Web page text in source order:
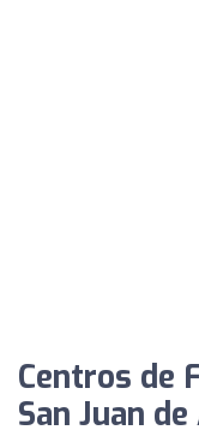
Centros de
San Juan